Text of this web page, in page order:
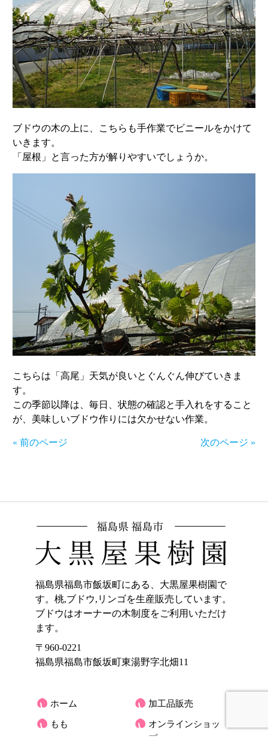
ブドウの木の上に、こちらも手作業でビニールをかけて
いきます。
「屋根」と言った方が解りやすいでしょうか。
こちらは「高尾」天気が良いとぐんぐん伸びていきま
す。
この季節以降は、毎日、状態の確認と手入れをすること
が、美味しいブドウ作りには欠かせない作業。
« 前のページ 次のページ »
福島県福島市飯坂町にある、大黒屋果樹園で
す。桃,ブドウ,リンゴを生産販売しています。
ブドウはオーナーの木制度をご利用いただけ
ます。
〒960-0221
福島県福島市飯坂町東湯野字北畑11
ホーム
もも
加工品販売
オンラインショッ
プ